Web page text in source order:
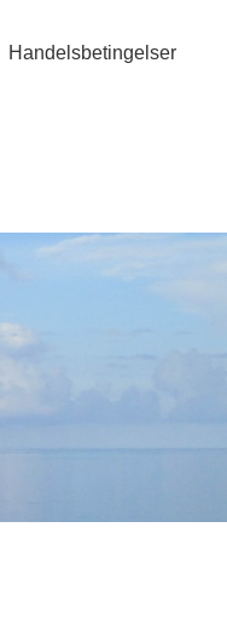
Handelsbetingelser